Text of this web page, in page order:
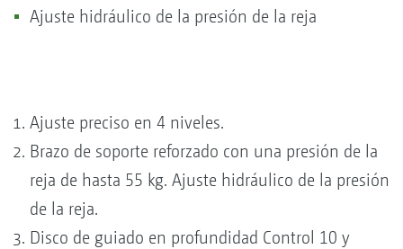
Ajuste hidráulico de la presión de la reja
Ajuste preciso en 4 niveles.
Brazo de soporte reforzado con una presión de la
reja de hasta 55 kg. Ajuste hidráulico de la presión
de la reja.
Disco de guiado en profundidad Control 10 y